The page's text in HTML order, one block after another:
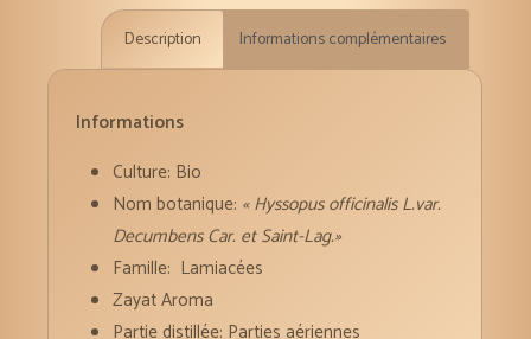
essentielle
HECT
Description Informations complémentaires
Informations
Culture: Bio
Nom botanique: « Hyssopus officinalis L.var.
Decumbens Car. et Saint-Lag.»
Famille: Lamiacées
Zayat Aroma
Partie distillée: Parties aériennes